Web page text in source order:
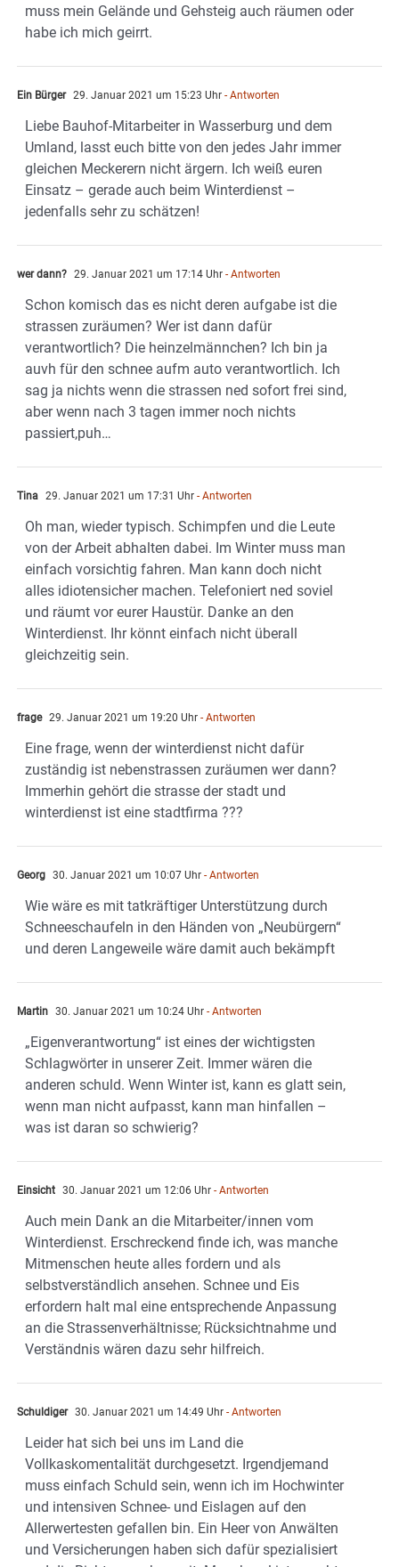
muss mein Gelände und Gehsteig auch räumen oder
habe ich mich geirrt.
Ein Bürger 29. Januar 2021 um 15:23 Uhr - Antworten
Liebe Bauhof-Mitarbeiter in Wasserburg und dem
Umland, lasst euch bitte von den jedes Jahr immer
gleichen Meckerern nicht ärgern. Ich weiß euren
Einsatz – gerade auch beim Winterdienst –
jedenfalls sehr zu schätzen!
wer dann? 29. Januar 2021 um 17:14 Uhr - Antworten
Schon komisch das es nicht deren aufgabe ist die
strassen zuräumen? Wer ist dann dafür
verantwortlich? Die heinzelmännchen? Ich bin ja
auvh für den schnee aufm auto verantwortlich. Ich
sag ja nichts wenn die strassen ned sofort frei sind,
aber wenn nach 3 tagen immer noch nichts
passiert,puh…
Tina 29. Januar 2021 um 17:31 Uhr - Antworten
Oh man, wieder typisch. Schimpfen und die Leute
von der Arbeit abhalten dabei. Im Winter muss man
einfach vorsichtig fahren. Man kann doch nicht
alles idiotensicher machen. Telefoniert ned soviel
und räumt vor eurer Haustür. Danke an den
Winterdienst. Ihr könnt einfach nicht überall
gleichzeitig sein.
frage 29. Januar 2021 um 19:20 Uhr - Antworten
Eine frage, wenn der winterdienst nicht dafür
zuständig ist nebenstrassen zuräumen wer dann?
Immerhin gehört die strasse der stadt und
winterdienst ist eine stadtfirma ???
Georg 30. Januar 2021 um 10:07 Uhr - Antworten
Wie wäre es mit tatkräftiger Unterstützung durch
Schneeschaufeln in den Händen von „Neubürgern“
und deren Langeweile wäre damit auch bekämpft
Martin 30. Januar 2021 um 10:24 Uhr - Antworten
„Eigenverantwortung“ ist eines der wichtigsten
Schlagwörter in unserer Zeit. Immer wären die
anderen schuld. Wenn Winter ist, kann es glatt sein,
wenn man nicht aufpasst, kann man hinfallen –
was ist daran so schwierig?
Einsicht 30. Januar 2021 um 12:06 Uhr - Antworten
Auch mein Dank an die Mitarbeiter/innen vom
Winterdienst. Erschreckend finde ich, was manche
Mitmenschen heute alles fordern und als
selbstverständlich ansehen. Schnee und Eis
erfordern halt mal eine entsprechende Anpassung
an die Strassenverhältnisse; Rücksichtnahme und
Verständnis wären dazu sehr hilfreich.
Schuldiger 30. Januar 2021 um 14:49 Uhr - Antworten
Leider hat sich bei uns im Land die
Vollkaskomentalität durchgesetzt. Irgendjemand
muss einfach Schuld sein, wenn ich im Hochwinter
und intensiven Schnee- und Eislagen auf den
Allerwertesten gefallen bin. Ein Heer von Anwälten
und Versicherungen haben sich dafür spezialisiert